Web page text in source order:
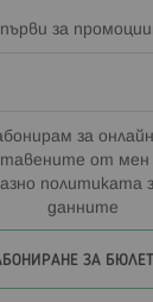
за
за
от мен
политиката
данните
ЗА